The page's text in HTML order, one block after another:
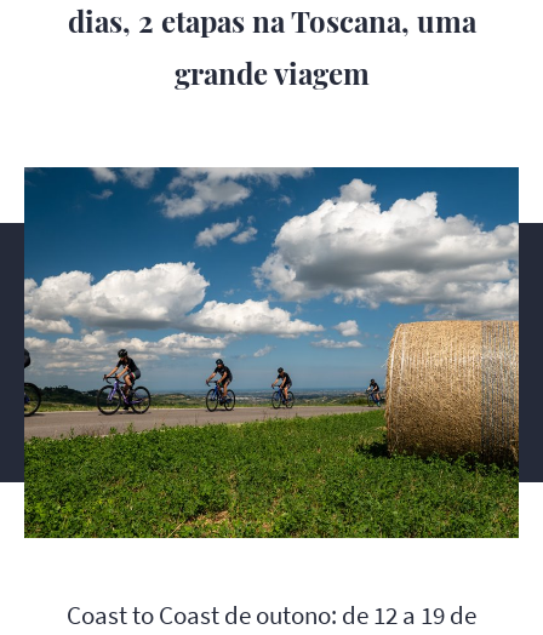
dias, 2 etapas na Toscana, uma
grande viagem
Coast to Coast de outono: de 12 a 19 de